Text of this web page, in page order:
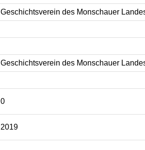
Geschichtsverein des Monschauer
Geschichtsverein des Monschauer
0
2019